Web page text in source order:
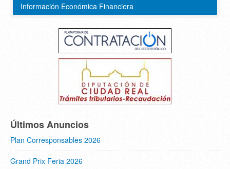
Información Económica Financiera
Últimos Anuncios
Plan Corresponsables 2026
Grand Prix Feria 2026